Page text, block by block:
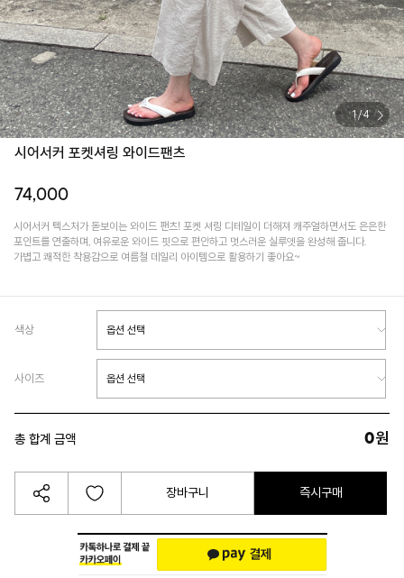
1/4
시어서커 포켓셔링 와이드팬츠
74,000
시어서커 텍스처가 돋보이는 와이드 팬츠! 포켓 셔링 디테일이 더해져 캐주얼하면서도 은은한
포인트를 연출하며, 여유로운 와이드 핏으로 편안하고 멋스러운 실루엣을 완성해 줍니다.
가볍고 쾌적한 착용감으로 여름철 데일리 아이템으로 활용하기 좋아요~
색상
사이즈
총 합계 금액 0원
장바구니 즉시구매